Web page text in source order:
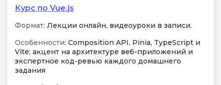
Курс по Vue.js
Формат: Лекции онлайн, видеоуроки в записи.
Особенности: Composition API, Pinia, TypeScript и
Vite; акцент на архитектуре веб-приложений и
экспертное код-ревью каждого домашнего
задания